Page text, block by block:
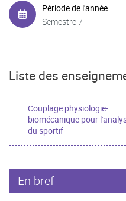
Période de l'année
Semestre 7
Liste des
Couplage physiologie-
biomécanique pour
du sportif
En bref